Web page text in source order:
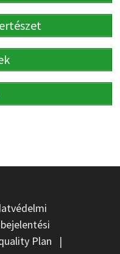
Plan |